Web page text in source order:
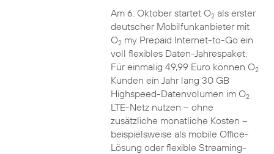
Am 6. Oktober startet O2als erster
deutscher Mobilfunkanbieter mit
O2my Prepaid Internet-to-Go ein
voll flexibles Daten-Jahrespaket.
Für einmalig 49,99 Euro können O2
Kunden ein Jahr lang 30 GB
Highspeed-Datenvolumen im O2
LTE-Netz nutzen – ohne
zusätzliche monatliche Kosten –
beispielsweise als mobile Office-
Lösung oder flexible Streaming-